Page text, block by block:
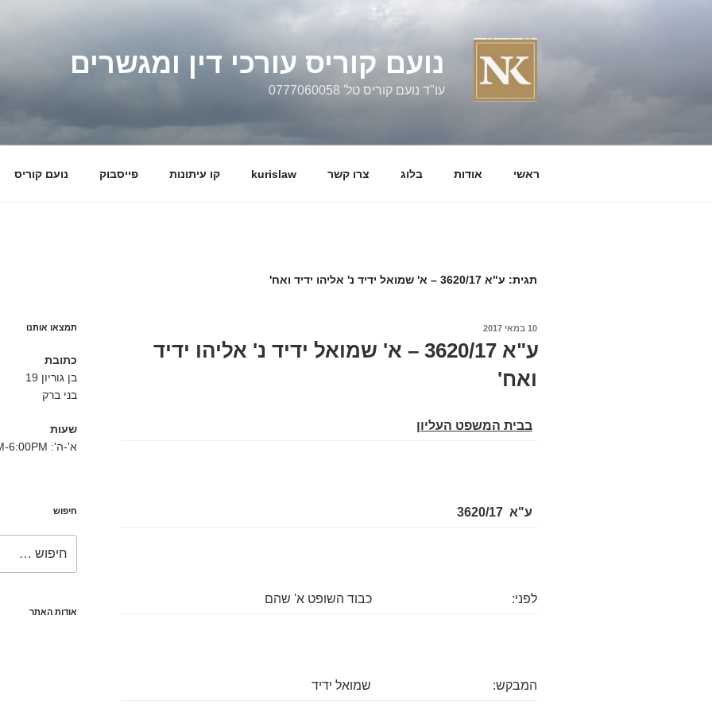
נועם קוריס עורכי דין ומגשרים
עו"ד נועם קוריס טל' 0777060058
ראשי אודות בלוג צרו קשר kurislaw קו עיתונות פייסבוק נועם קוריס
תגית: ע"א 3620/17 – א' שמואל ידיד נ' אליהו ידיד ואח'
פורסם
10 במאי 2017
ע"א 3620/17 – א' שמואל ידיד נ' אליהו ידיד
ואח'
בבית המשפט העליון
ע"א 3620/17
לפני: כבוד השופט א' שהם
המבקש: שמואל ידיד
תמצאו אותנו
כתובת
בן גוריון 19
בני ברק
שעות
א'-ה': 8:30AM-6:00PM
חיפוש
אודות האתר